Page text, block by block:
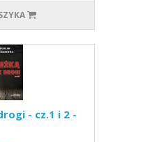
- cz.1 i 2 -